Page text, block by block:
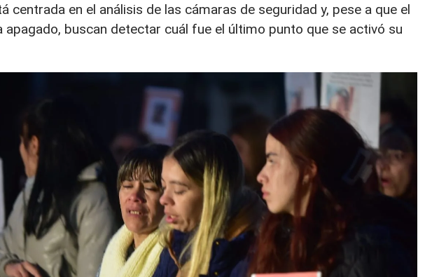
centrada en el análisis de las cámaras de seguridad y, pese a que el
apagado, buscan detectar cuál fue el último punto que se activó su